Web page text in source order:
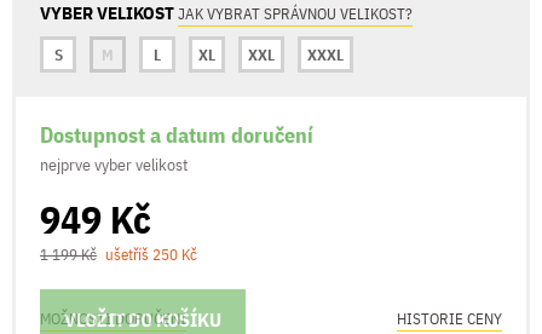
VYBER VELIKOSTJAK VYBRAT SPRÁVNOU VELIKOST?
S
M L XL XXL XXXL
Dostupnost a datum doručení
nejprve vyber velikost
949 Kč
1 199 Kč ušetříš 250 Kč
VLOŽIT DO KOŠÍKU
MOŽNOSTI DORUČENÍ HISTORIE CENY